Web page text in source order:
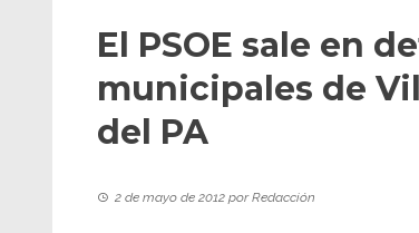
El PSOE sale en
municipales de
del PA
2 de mayo de 2012 porRedacción